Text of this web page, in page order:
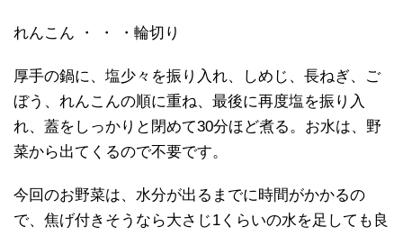
れんこん ・ ・ ・輪切り
厚手の鍋に、塩少々を振り入れ、しめじ、長ねぎ、ご
ぼう、れんこんの順に重ね、最後に再度塩を振り入
れ、蓋をしっかりと閉めて30分ほど煮る。お水は、野
菜から出てくるので不要です。
今回のお野菜は、水分が出るまでに時間がかかるの
で、焦げ付きそうなら大さじ1くらいの水を足しても良